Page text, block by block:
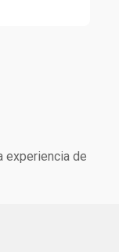
experiencia de